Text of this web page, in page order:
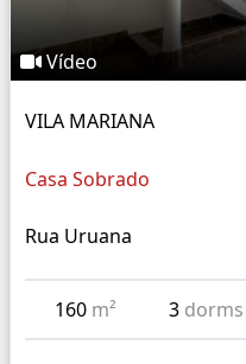
Vídeo
VILA MARIANA
Casa Sobrado
Rua Uruana
160 m² 3 dorms